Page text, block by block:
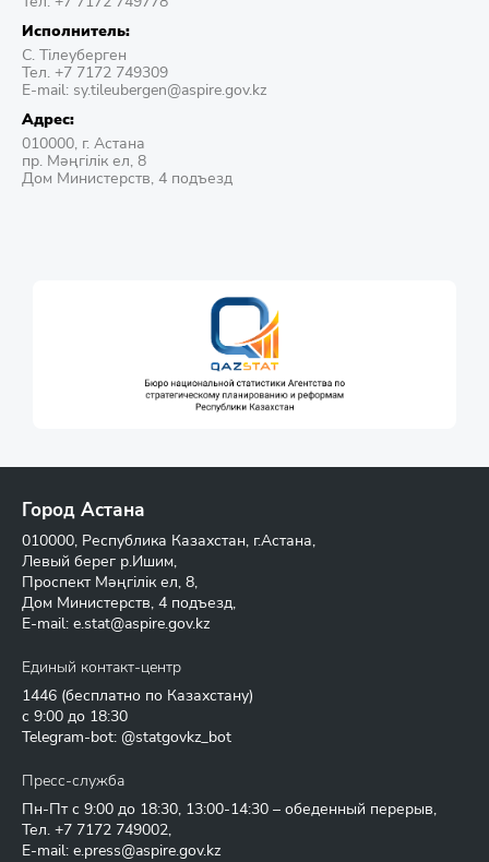
Исполнитель:
С. Тілеуберген
Тел. +7 7172 749309
E-mail: sy.tileubergen@aspire.gov.kz
Адрес:
010000, г. Астана
пр. Мәңгілік ел, 8
Дом Министерств, 4 подъезд
Город Астана
010000, Республика Казахстан, г.Астана,
Левый берег р.Ишим,
Проспект Мәңгілік ел, 8,
Дом Министерств, 4 подъезд,
E-mail: e.stat@aspire.gov.kz
Единый контакт-центр
1446 (бесплатно по Казахстану)
с 9:00 до 18:30
Telegram-bot: @statgovkz_bot
Пресс-служба
Пн-Пт с 9:00 до 18:30, 13:00-14:30 – обеденный перерыв,
Тел. +7 7172 749002,
E-mail: e.press@aspire.gov.kz